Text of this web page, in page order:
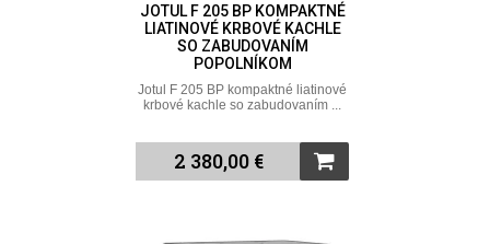
JOTUL F 205 BP KOMPAKTNÉ
LIATINOVÉ KRBOVÉ KACHLE
SO ZABUDOVANÍM
POPOLNÍKOM
Jotul F 205 BP kompaktné liatinové
krbové kachle so zabudovaním ...
2 380,00 €